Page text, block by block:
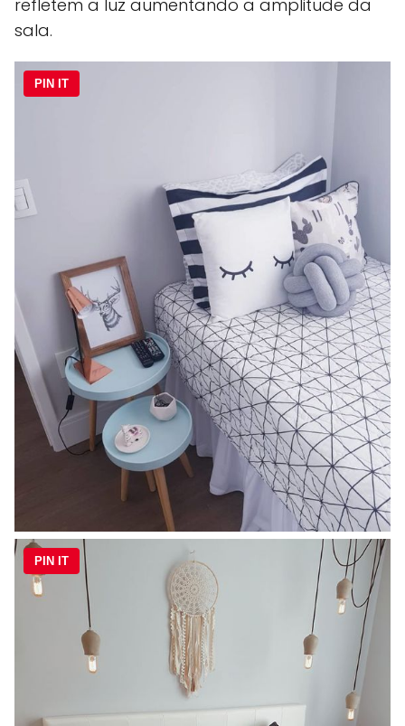
refletem a luz aumentando a amplitude da
sala.
PIN IT
PIN IT